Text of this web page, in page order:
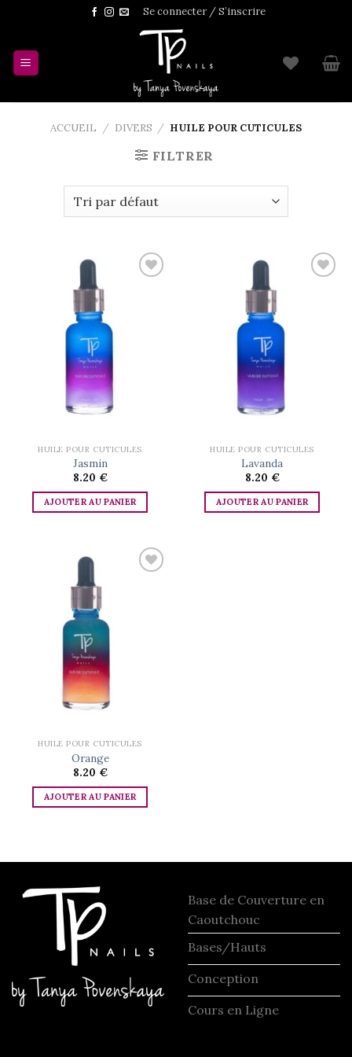
content
Se connecter / S’inscrire
ACCUEIL / DIVERS / HUILE POUR CUTICULES
FILTRER
HUILE POUR CUTICULES
Jasmin
8.20 €
AJOUTER AU PANIER
HUILE POUR CUTICULES
Lavanda
8.20 €
AJOUTER AU PANIER
HUILE POUR CUTICULES
Orange
8.20 €
AJOUTER AU PANIER
Base de Couverture en
Caoutchouc
Bases/Hauts
Conception
Cours en Ligne